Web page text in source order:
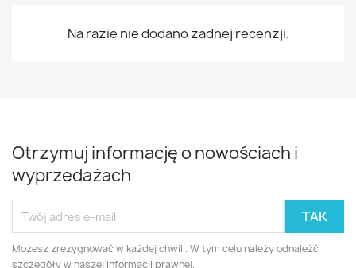
Na razie nie dodano żadnej recenzji.
Otrzymuj informację o nowościach i
wyprzedażach
Możesz zrezygnować w każdej chwili. W tym celu należy odnaleźć
szczegóły w naszej informacji prawnej.